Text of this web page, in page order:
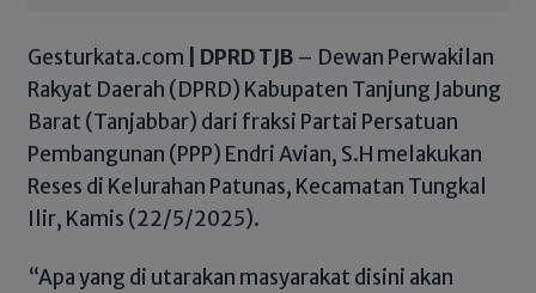
Gesturkata.com | DPRD TJB – Dewan Perwakilan
Rakyat Daerah (DPRD) Kabupaten Tanjung Jabung
Barat (Tanjabbar) dari fraksi Partai Persatuan
Pembangunan (PPP) Endri Avian, S.H melakukan
Reses di Kelurahan Patunas, Kecamatan Tungkal
Ilir, Kamis (22/5/2025).
“Apa yang di utarakan masyarakat disini akan